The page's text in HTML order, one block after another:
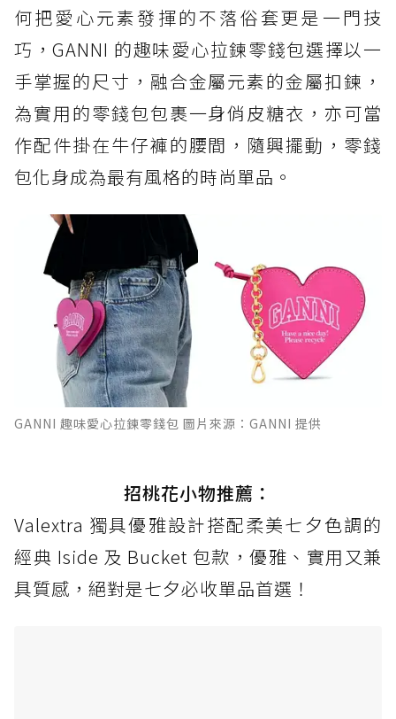
何把愛心元素發揮的不落俗套更是一門技
巧，GANNI 的趣味愛心拉鍊零錢包選擇以一
手掌握的尺寸，融合金屬元素的金屬扣鍊，
為實用的零錢包包裹一身俏皮糖衣，亦可當
作配件掛在牛仔褲的腰間，隨興擺動，零錢
包化身成為最有風格的時尚單品。
GANNI 趣味愛心拉鍊零錢包 圖片來源：GANNI 提供
招桃花小物推薦：
Valextra 獨具優雅設計搭配柔美七夕色調的
經典 Iside 及 Bucket 包款，優雅、實用又兼
具質感，絕對是七夕必收單品首選！